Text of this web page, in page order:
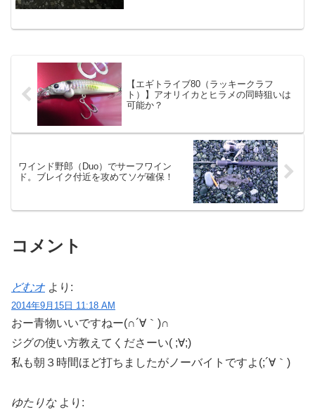
所サーフオン...
【エギトライブ80（ラッキークラフ
ト）】アオリイカとヒラメの同時狙いは
可能か？
ワインド野郎（Duo）でサーフワイン
ド。ブレイク付近を攻めてソゲ確保！
コメント
どむオ より:
2014年9月15日 11:18 AM
おー青物いいですねー(∩´∀｀)∩
ジグの使い方教えてくださーい( ;∀;)
私も朝３時間ほど打ちましたがノーバイトですよ(;´∀｀)
ゆたりな より: